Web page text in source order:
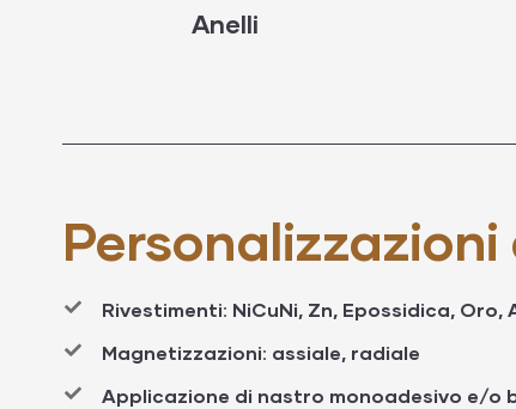
Anelli
Rivestimenti: NiCuNi, Zn, Epossidica, Oro,
Magnetizzazioni: assiale, radiale
Applicazione di nastro monoadesivo e/o